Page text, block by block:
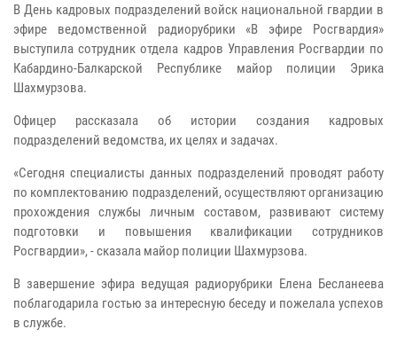
В День кадровых подразделений войск национальной гвардии в
эфире ведомственной радиорубрики «В эфире Росгвардия»
выступила сотрудник отдела кадров Управления Росгвардии по
Кабардино-Балкарской Республике майор полиции Эрика
Шахмурзова.
Офицер рассказала об истории создания кадровых
подразделений ведомства, их целях и задачах.
«Сегодня специалисты данных подразделений проводят работу
по комплектованию подразделений, осуществляют организацию
прохождения службы личным составом, развивают систему
подготовки и повышения квалификации сотрудников
Росгвардии», - сказала майор полиции Шахмурзова.
В завершение эфира ведущая радиорубрики Елена Бесланеева
поблагодарила гостью за интересную беседу и пожелала успехов
в службе.